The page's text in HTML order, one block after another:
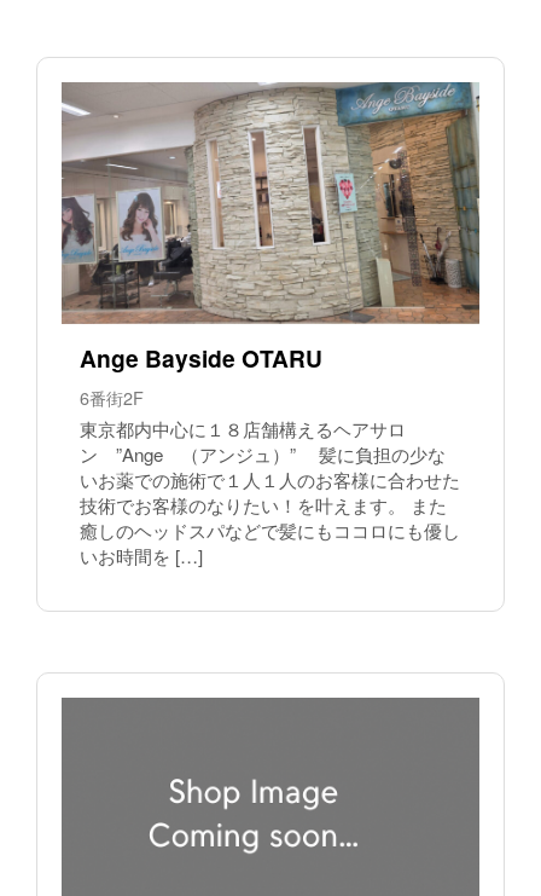
Ange Bayside OTARU
6番街2F
東京都内中心に１８店舗構えるヘアサロ
ン ”Ange （アンジュ）” 髪に負担の少な
いお薬での施術で１人１人のお客様に合わせた
技術でお客様のなりたい！を叶えます。 また
癒しのヘッドスパなどで髪にもココロにも優し
いお時間を […]